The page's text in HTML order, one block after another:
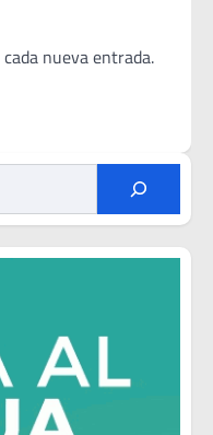
nueva entrada.